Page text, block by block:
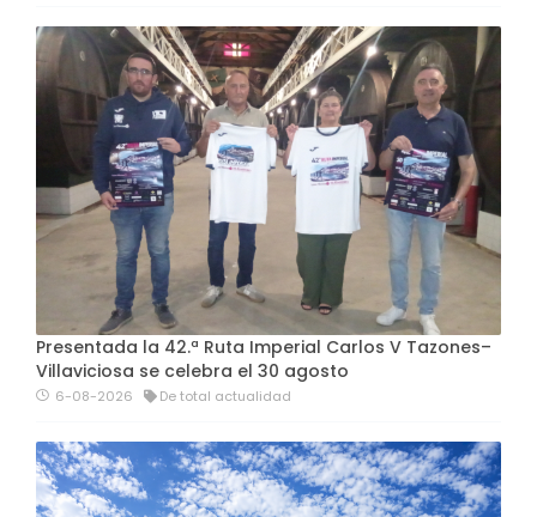
Presentada la 42.ª Ruta Imperial Carlos V Tazones–
Villaviciosa se celebra el 30 agosto
6-08-2026 De total actualidad